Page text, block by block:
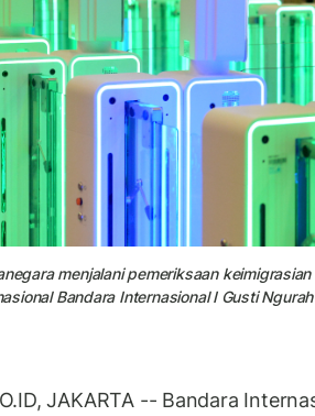
menjalani pemeriksaan
Bandara Internasional I Gusti
JAKARTA -- Bandara